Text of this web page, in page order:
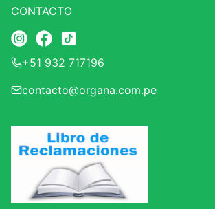
CONTACTO
+51 932 717196
contacto@organa.com.pe